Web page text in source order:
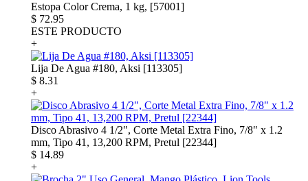
Estopa Color Crema, 1 kg, [57001]
$ 72.95
ESTE PRODUCTO
+
Lija De Agua #180, Aksi [113305]
$ 8.31
+
Disco Abrasivo 4 1/2", Corte Metal Extra Fino, 7/8" x 1.2
mm, Tipo 41, 13,200 RPM, Pretul [22344]
$ 14.89
+